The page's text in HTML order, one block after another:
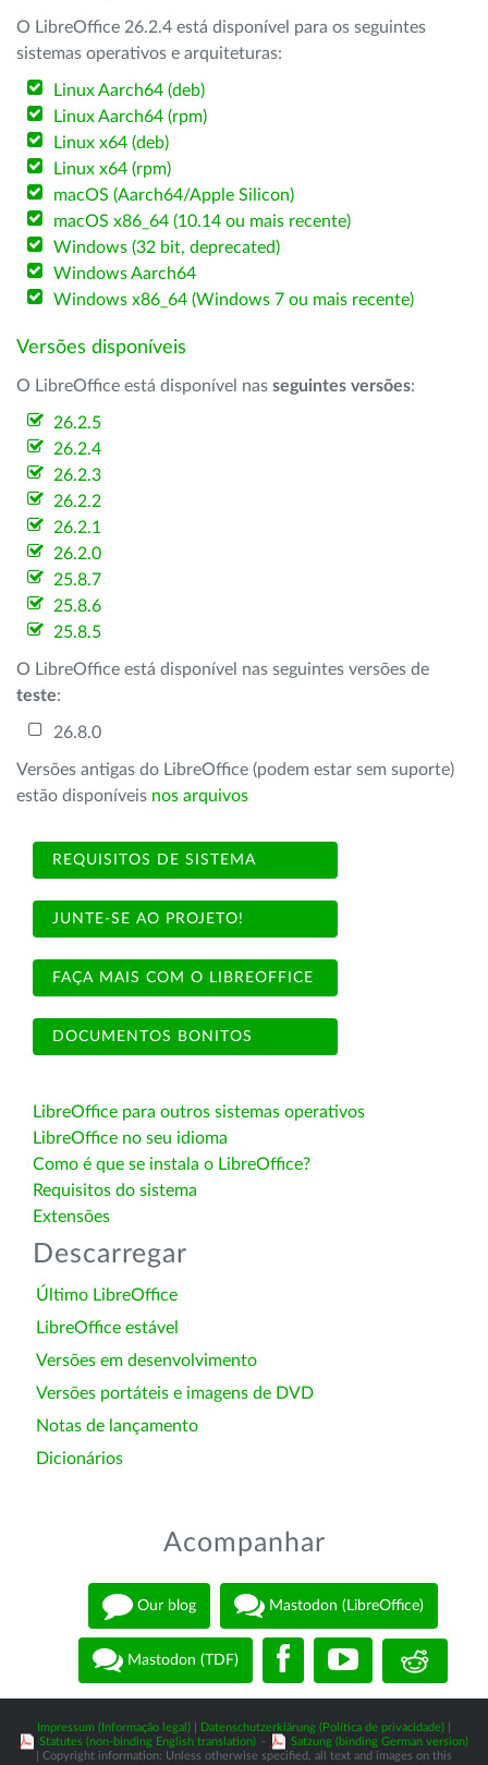
O LibreOffice 26.2.4 está disponível para os seguintes
sistemas operativos e arquiteturas:
Linux Aarch64 (deb)
Linux Aarch64 (rpm)
Linux x64 (deb)
Linux x64 (rpm)
macOS (Aarch64/Apple Silicon)
macOS x86_64 (10.14 ou mais recente)
Windows (32 bit, deprecated)
Windows Aarch64
Windows x86_64 (Windows 7 ou mais recente)
Versões disponíveis
O LibreOffice está disponível nas seguintes versões:
26.2.5
26.2.4
26.2.3
26.2.2
26.2.1
26.2.0
25.8.7
25.8.6
25.8.5
O LibreOffice está disponível nas seguintes versões de
teste:
26.8.0
Versões antigas do LibreOffice (podem estar sem suporte)
estão disponíveis nos arquivos
REQUISITOS DE SISTEMA
JUNTE-SE AO PROJETO!
FAÇA MAIS COM O LIBREOFFICE
DOCUMENTOS BONITOS
LibreOffice para outros sistemas operativos
LibreOffice no seu idioma
Como é que se instala o LibreOffice?
Requisitos do sistema
Extensões
Descarregar
Último LibreOffice
LibreOffice estável
Versões em desenvolvimento
Versões portáteis e imagens de DVD
Notas de lançamento
Dicionários
Acompanhar
Our blog Mastodon (LibreOffice)
Mastodon (TDF)
Impressum (Informação legal) Datenschutzerklärung (Política de privacidade)
Statutes (non-binding English translation) -
Satzung (binding German version)
| Copyright information: Unless otherwise specified, all text and images on this